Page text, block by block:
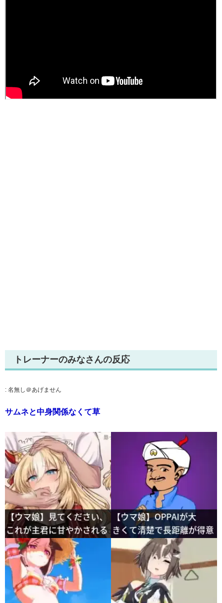
トレーナーのみなさんの反応
: 名無し＠あげません
サムネと中身関係なくて草